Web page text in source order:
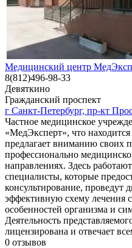
Медицинский центр
8(812)496-98-33
Девяткино
Гражданский проспект
г Санкт-Петербург, пр-кт
Частное медицинское
«МедЭксперт», что
предлагает вниманию своих
профессионально
направлениях. Здесь
специалисты, которые
консультирование, проведут
эффективную схему лечения
особенностей организма и
Деятельность
лицензирована и отвечает
0 отзывов